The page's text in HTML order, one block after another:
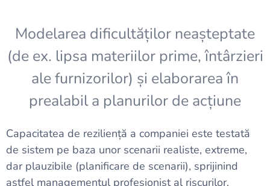
Modelarea dificultăților neașteptate
(de ex. lipsa materiilor prime, întârzieri
ale furnizorilor) și elaborarea în
prealabil a planurilor de acțiune
Capacitatea de reziliență a companiei este testată
de sistem pe baza unor scenarii realiste, extreme,
dar plauzibile (planificare de scenarii), sprijinind
astfel managementul profesionist al riscurilor,